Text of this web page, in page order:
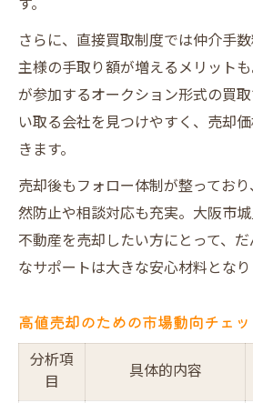
す。
さらに、直接買取制度では仲介手
主様の手取り額が増えるメリット
が参加するオークション形式の買
い取る会社を見つけやすく、売却
きます。
売却後もフォロー体制が整ってお
然防止や相談対応も充実。大阪市
不動産を売却したい方にとって、
なサポートは大きな安心材料となり
高値売却のための市場動向チェ
分析項
目
具体的内容